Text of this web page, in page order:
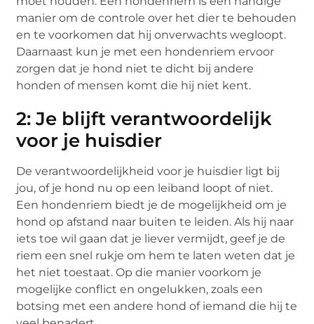
manier om de controle over het dier te behouden
en te voorkomen dat hij onverwachts wegloopt.
Daarnaast kun je met een hondenriem ervoor
zorgen dat je hond niet te dicht bij andere
honden of mensen komt die hij niet kent.
2: Je blijft verantwoordelijk
voor je huisdier
De verantwoordelijkheid voor je huisdier ligt bij
jou, of je hond nu op een leiband loopt of niet.
Een hondenriem biedt je de mogelijkheid om je
hond op afstand naar buiten te leiden. Als hij naar
iets toe wil gaan dat je liever vermijdt, geef je de
riem een ​​snel rukje om hem te laten weten dat je
het niet toestaat. Op die manier voorkom je
mogelijke conflict en ongelukken, zoals een
botsing met een andere hond of iemand die hij te